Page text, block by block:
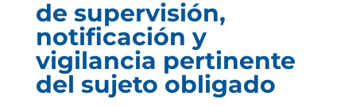
de supervisión,
notificación y
vigilancia pertinente
del sujeto obligado